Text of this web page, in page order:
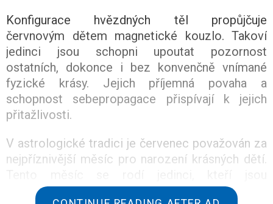
Konfigurace hvězdných těl propůjčuje
červnovým dětem magnetické kouzlo. Takoví
jedinci jsou schopni upoutat pozornost
ostatních, dokonce i bez konvenčně vnímané
fyzické krásy. Jejich příjemná povaha a
schopnost sebepropagace přispívají k jejich
přitažlivosti.
V astrologické tradici je červenec považován za
nejpříznivější měsíc pro narození krásných dětí.
považováni za příklady venušanských a